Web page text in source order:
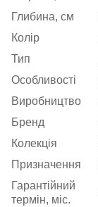
Глибина, см
Колір
Тип
Особливості
Виробництво
Бренд
Колекція
Призначення
Гарантійний
термін, міс.